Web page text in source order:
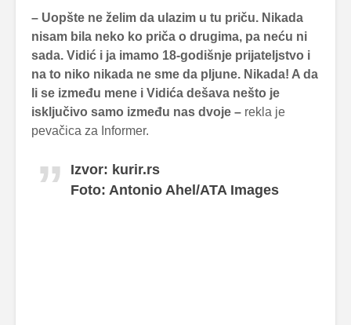
– Uopšte ne želim da ulazim u tu priču. Nikada
nisam bila neko ko priča o drugima, pa neću ni
sada. Vidić i ja imamo 18-godišnje prijateljstvo i
na to niko nikada ne sme da pljune. Nikada! A da
li se između mene i Vidića dešava nešto je
isključivo samo između nas dvoje – rekla je
pevačica za Informer.
Izvor: kurir.rs
Foto: Antonio Ahel/ATA Images